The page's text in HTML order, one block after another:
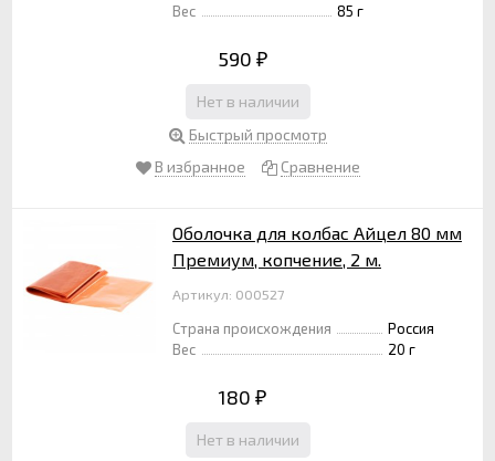
Вес
85 г
590 ₽
Нет в наличии
Быстрый просмотр
В избранное
Сравнение
Оболочка для колбас Айцел 80 мм
Премиум, копчение, 2 м.
Артикул: 000527
Страна происхождения
Россия
Вес
20 г
180 ₽
Нет в наличии